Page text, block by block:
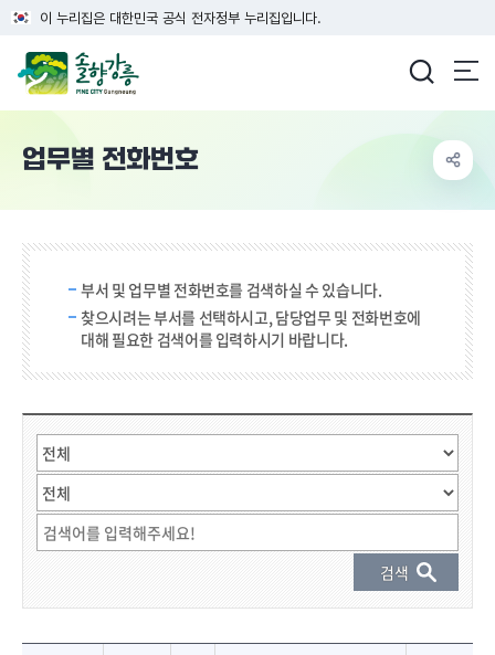
이 누리집은 대한민국 공식 전자정부 누리집입니다.
업무별 전화번호
부서 및 업무별 전화번호를 검색하실 수 있습니다.
찾으시려는 부서를 선택하시고, 담당업무 및 전화번호에
대해 필요한 검색어를 입력하시기 바랍니다.
검색 단어 입력